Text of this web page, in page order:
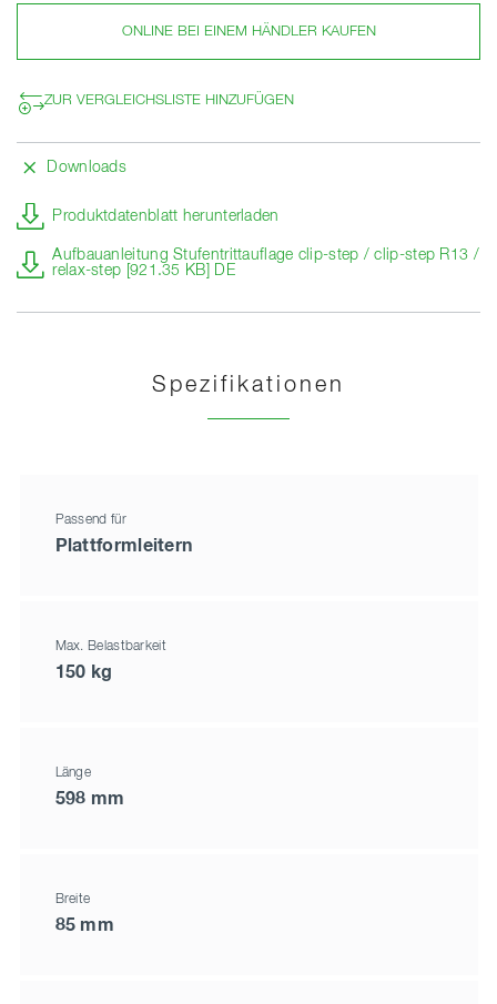
ONLINE BEI EINEM HÄNDLER KAUFEN
ZUR VERGLEICHSLISTE HINZUFÜGEN
Downloads
Produktdatenblatt herunterladen
Aufbauanleitung Stufentrittauflage clip-step / clip-step R13 /
relax-step [921.35 KB] DE
Spezifikationen
Passend für
Plattformleitern
Max. Belastbarkeit
150 kg
Länge
598 mm
Breite
85 mm